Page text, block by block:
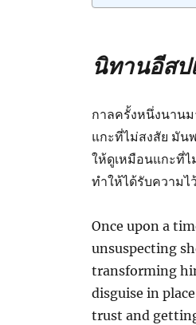
นิทานอีสป
กาลครั้งหนึ่งนานม
แกะที่ไม่สงสัย มัน
ให้ดูเหมือนแกะที่
ทำให้ได้รับความไ
Once upon a
unsuspecting
transforming
disguise in
trust and